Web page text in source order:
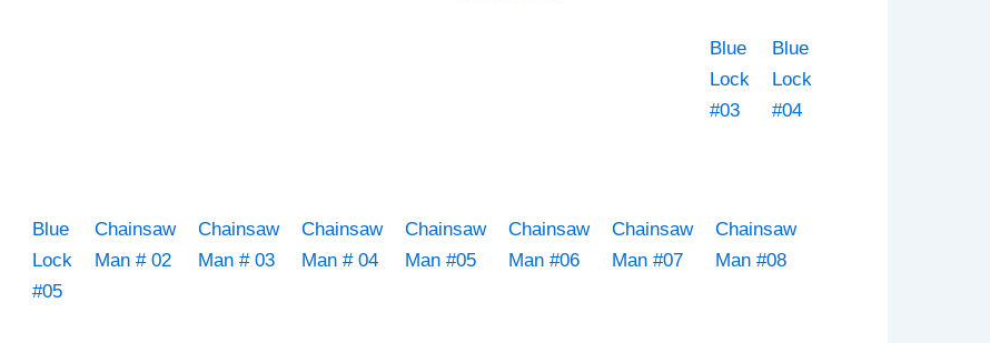
Blue
Lock
#03
Blue
Lock
#04
Blue
Lock
#05
Chainsaw
Man # 02
Chainsaw
Man # 03
Chainsaw
Man # 04
Chainsaw
Man #05
Chainsaw
Man #06
Chainsaw
Man #07
Chainsaw
Man #08